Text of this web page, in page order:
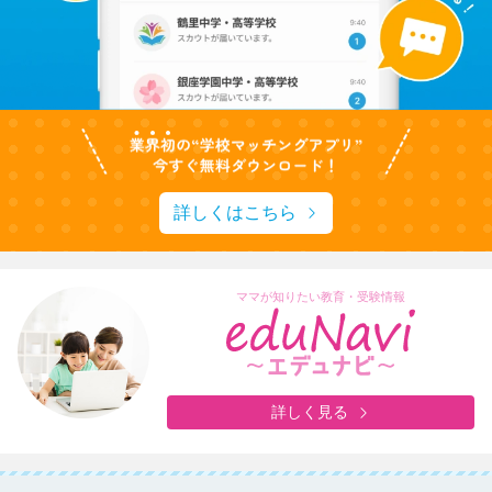
詳しくはこちら
ママが知りたい教育・受験情報
詳しく見る